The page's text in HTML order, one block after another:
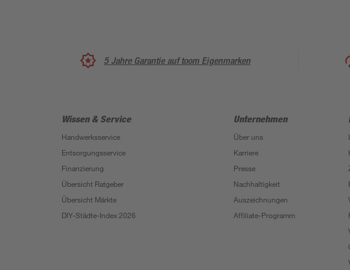
5 Jahre Garantie auf toom Eigenmarken
Wissen & Service
Handwerksservice
Entsorgungsservice
Finanzierung
Übersicht Ratgeber
Übersicht Märkte
DIY-Städte-Index 2026
Unternehmen
Über uns
Karriere
Presse
Nachhaltigkeit
Auszeichnungen
Affiliate-Programm